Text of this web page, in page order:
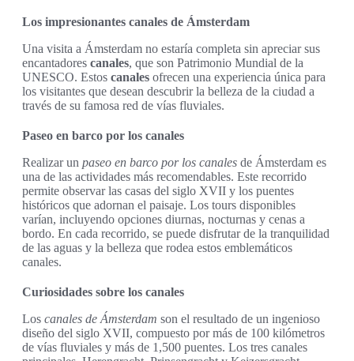
Los impresionantes canales de Ámsterdam
Una visita a Ámsterdam no estaría completa sin apreciar sus
encantadores canales, que son Patrimonio Mundial de la
UNESCO. Estos canales ofrecen una experiencia única para
los visitantes que desean descubrir la belleza de la ciudad a
través de su famosa red de vías fluviales.
Paseo en barco por los canales
Realizar un paseo en barco por los canales de Ámsterdam es
una de las actividades más recomendables. Este recorrido
permite observar las casas del siglo XVII y los puentes
históricos que adornan el paisaje. Los tours disponibles
varían, incluyendo opciones diurnas, nocturnas y cenas a
bordo. En cada recorrido, se puede disfrutar de la tranquilidad
de las aguas y la belleza que rodea estos emblemáticos
canales.
Curiosidades sobre los canales
Los canales de Ámsterdam son el resultado de un ingenioso
diseño del siglo XVII, compuesto por más de 100 kilómetros
de vías fluviales y más de 1,500 puentes. Los tres canales